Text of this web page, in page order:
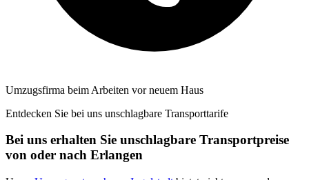
Umzugsfirma beim Arbeiten vor neuem Haus
Entdecken Sie bei uns unschlagbare Transporttarife
Bei uns erhalten Sie unschlagbare Transportpreise
von oder nach Erlangen